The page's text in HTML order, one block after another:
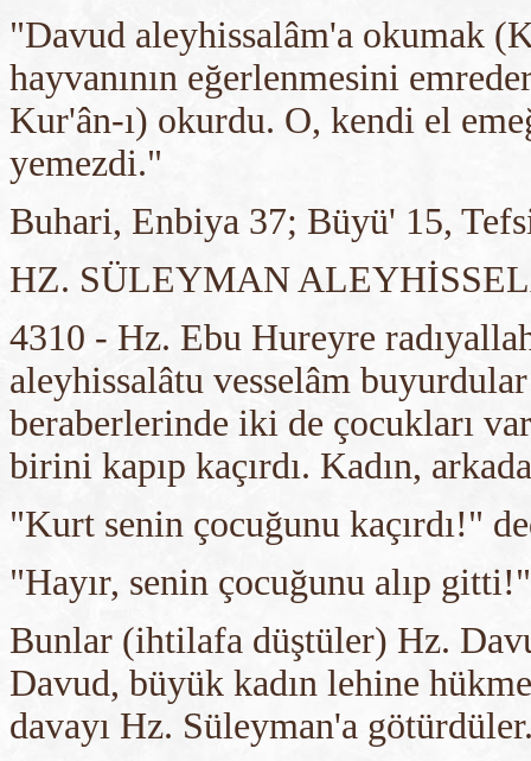
"Davud aleyhissalâm'a okumak
hayvanının eğerlenmesini
Kur'ân-ı) okurdu. O, kendi el
yemezdi."
Buhari, Enbiya 37; Büyü' 15,
HZ. SÜLEYMAN
4310 - Hz. Ebu Hureyre
aleyhissalâtu vesselâm
beraberlerinde iki de çocukları
birini kapıp kaçırdı. Kadın,
"Kurt senin çocuğunu kaçırdı!"
"Hayır, senin çocuğunu alıp
Bunlar (ihtilafa düştüler) Hz.
Davud, büyük kadın lehine
davayı Hz. Süleyman'a